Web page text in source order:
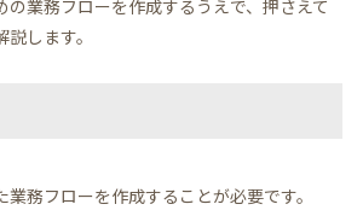
の業務フローを作成するうえで、押さえて
します。
務フローを作成することが必要です。